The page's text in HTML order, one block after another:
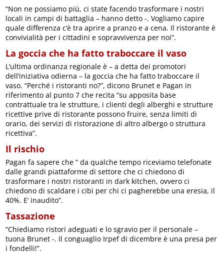
“Non ne possiamo più, ci state facendo trasformare i nostri
locali in campi di battaglia – hanno detto -. Vogliamo capire
quale differenza c’è tra aprire a pranzo e a cena. Il ristorante è
convivialità per i cittadini e sopravvivenza per noi”.
La goccia che ha fatto traboccare il vaso
L’ultima ordinanza regionale è – a detta dei promotori
dell’iniziativa odierna – la goccia che ha fatto traboccare il
vaso. “Perché i ristoranti no?”, dicono Brunet e Pagan in
riferimento al punto 7 che recita “su apposita base
contrattuale tra le strutture, i clienti degli alberghi e strutture
ricettive prive di ristorante possono fruire, senza limiti di
orario, dei servizi di ristorazione di altro albergo o struttura
ricettiva”.
Il rischio
Pagan fa sapere che ” da qualche tempo riceviamo telefonate
dalle grandi piattaforme di settore che ci chiedono di
trasformare i nostri ristoranti in dark kitchen, ovvero ci
chiedono di scaldare i cibi per chi ci pagherebbe una eresia, il
40%. E’ inaudito”.
Tassazione
“Chiediamo ristori adeguati e lo sgravio per il personale –
tuona Brunet -. Il conguaglio Irpef di dicembre è una presa per
i fondelli!”.